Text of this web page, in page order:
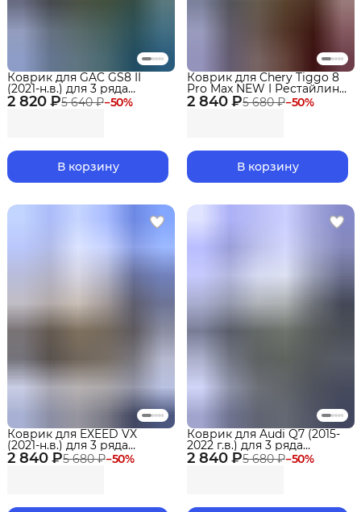
2 820 ₽5 640 ₽−50%
Коврик для GAC GS8 II
(2021-н.в.) для 3 ряда
сидений Premium
В корзину
2 840 ₽5 680 ₽−50%
Коврик для Chery Tiggo 8
Pro Max NEW I Рестайлинг
(2023-н.в.) для 3 ряда
сидений Premium
В корзину
2 840 ₽5 680 ₽−50%
Коврик для EXEED VX
(2021-н.в.) для 3 ряда
сидений Premium 2 840 ₽5 680 ₽−50%
Коврик для Audi Q7 (2015-
2022 г.в.) для 3 ряда
сидений Premium